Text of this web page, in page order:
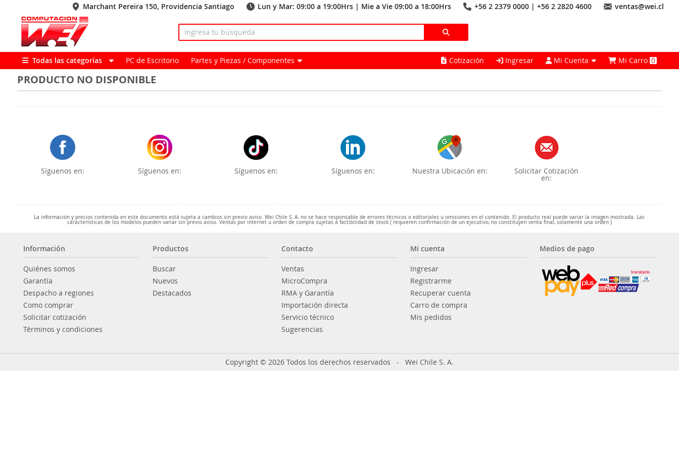
Marchant Pereira 150, Providencia Santiago Lun y Mar: 09:00 a 19:00Hrs | Mie a Vie 09:00 a 18:00Hrs +56 2 2379 0000 | +56 2 2820 4600 ventas@wei.cl
Todas las categorías PC de Escritorio Partes y Piezas / Componentes Cotización Ingresar Mi Cuenta Mi Carro0
PRODUCTO NO DISPONIBLE
Síguenos en: Síguenos en: Síguenos en: Síguenos en: Nuestra Ubicación en: Solicitar Cotización
en:
La información y precios contenida en este documento está sujeta a cambios sin previo aviso. Wei Chile S. A. no se hace responsable de errores técnicos o editoriales u omisiones en el contenido. El producto real puede variar la imagen mostrada. Las
características de los modelos pueden variar sin previo aviso. Ventas por internet u orden de compra sujetas a factibilidad de stock ( requieren confirmación de un ejecutivo, no constituyen venta final, solamente una orden )
Información
Quiénes somos
Garantía
Despacho a regiones
Como comprar
Solicitar cotización
Términos y condiciones
Productos
Buscar
Nuevos
Destacados
Contacto
Ventas
MicroCompra
RMA y Garantía
Importación directa
Servicio técnico
Sugerencias
Mi cuenta
Ingresar
Registrarme
Recuperar cuenta
Carro de compra
Mis pedidos
Medios de pago
Copyright © 2026 Todos los derechos reservados - Wei Chile S. A.